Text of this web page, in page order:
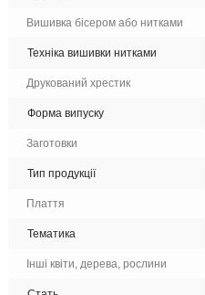
Вишивка бісером або нитками
Техніка вишивки нитками
Друкований хрестик
Форма випуску
Заготовки
Тип продукції
Плаття
Тематика
Інші квіти, дерева, рослини